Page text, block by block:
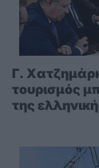
Γ.
τουρισμός
της